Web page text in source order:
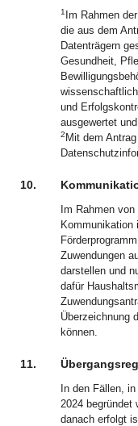
1 Im Rahmen
die aus dem
Datenträgern
Gesundheit,
und
ausgewertet
2 Mit dem
10.
Im Rahmen
Kommunikation
Zuwendungen
darstellen und
dafür
Überzeichnung
können.
11.
In den Fällen,
2024 begründet
danach erfolgt